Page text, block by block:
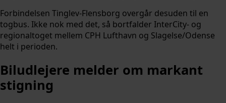
Forbindelsen Tinglev-Flensborg overgår desuden til en
togbus. Ikke nok med det, så bortfalder InterCity- og
regionaltoget mellem CPH Lufthavn og Slagelse/Odense
helt i perioden.
Biludlejere melder om markant
stigning